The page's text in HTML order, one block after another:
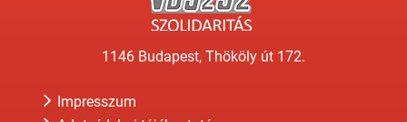
1146 Budapest, Thököly út 172.
Impresszum